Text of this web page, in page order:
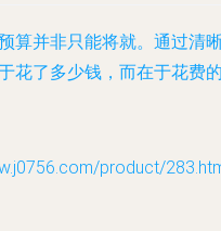
算并非只能将就。通过清
花了多少钱，而在于花费
product/